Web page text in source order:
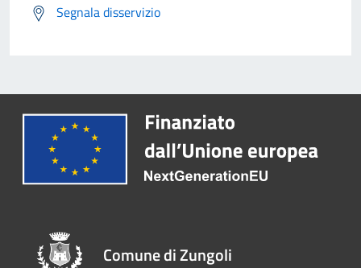
Segnala disservizio
Comune di Zungoli